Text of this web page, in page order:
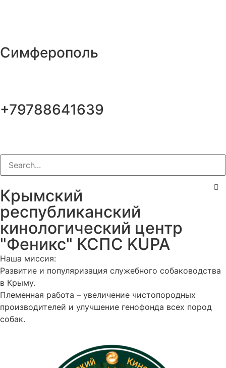
Симферополь
+79788641639
Крымский
республиканский
кинологический центр
"Феникс" КСПС KUPA
Наша миссия:
Развитие и популяризация служебного собаководства
в Крыму.
Племенная работа – увеличение чистопородных
производителей и улучшение генофонда всех пород
собак.